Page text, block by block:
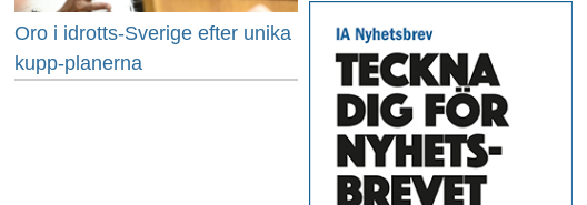
Oro i idrotts-Sverige efter unika
kupp-planerna